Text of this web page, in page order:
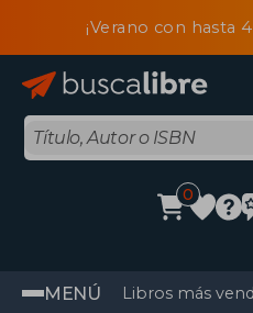
¡Verano con hasta
0
MENÚ Libros más